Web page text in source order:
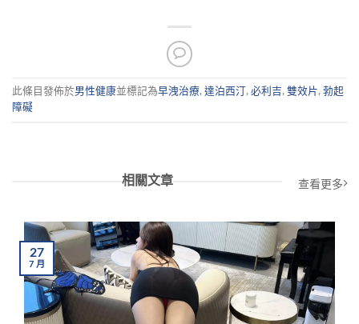
此條目發佈於男性健康並標記為早洩治療, 達泊西汀 , 必利吉, 雙效片, 勃起
障礙
相關文章 查看更多
27
7月